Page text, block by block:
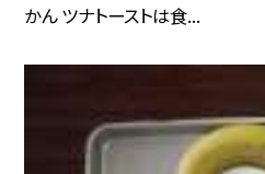
かん ツナトーストは食...